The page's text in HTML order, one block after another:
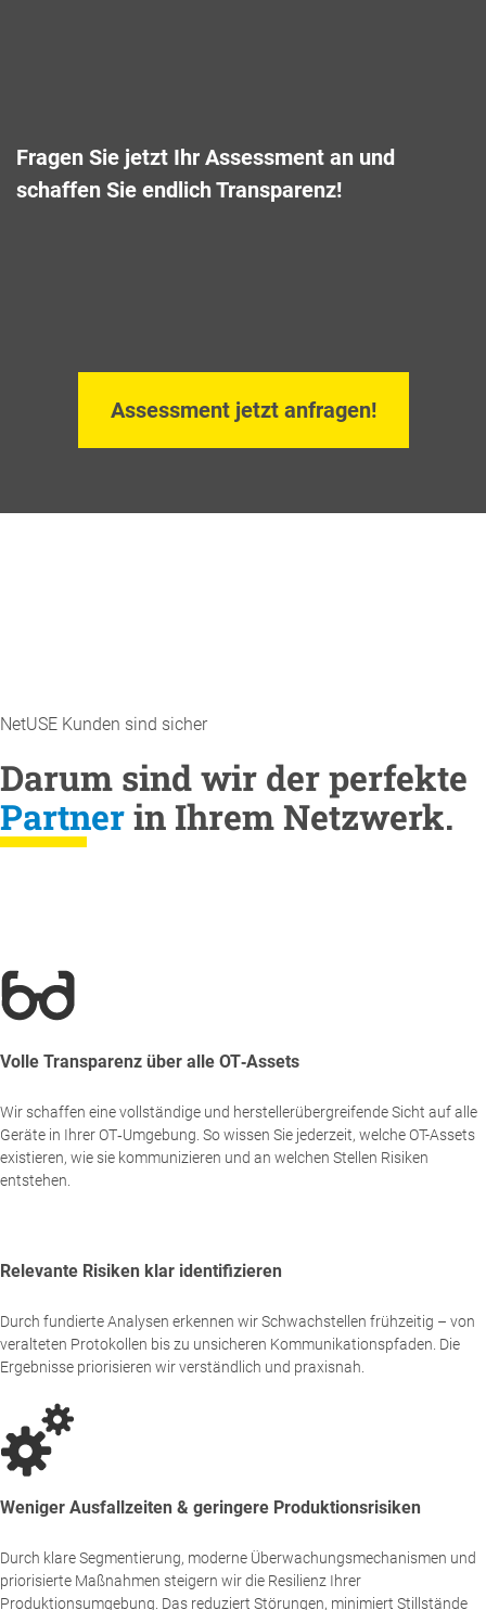
Fragen Sie jetzt Ihr Assessment an und
schaffen Sie endlich Transparenz!
Assessment jetzt anfragen!
NetUSE Kunden sind sicher
Darum sind wir der perfekte
Partnerin Ihrem Netzwerk.
Volle Transparenz über alle OT‑Assets
Wir schaffen eine vollständige und herstellerübergreifende Sicht auf alle
Geräte in Ihrer OT‑Umgebung. So wissen Sie jederzeit, welche OT-Assets
existieren, wie sie kommunizieren und an welchen Stellen Risiken
entstehen.
Relevante Risiken klar identifizieren
Durch fundierte Analysen erkennen wir Schwachstellen frühzeitig – von
veralteten Protokollen bis zu unsicheren Kommunikationspfaden. Die
Ergebnisse priorisieren wir verständlich und praxisnah.
Weniger Ausfallzeiten & geringere Produktionsrisiken
Durch klare Segmentierung, moderne Überwachungsmechanismen und
priorisierte Maßnahmen steigern wir die Resilienz Ihrer
Produktionsumgebung. Das reduziert Störungen, minimiert Stillstände